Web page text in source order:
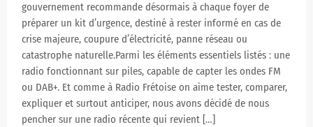
gouvernement recommande désormais à chaque foyer de
préparer un kit d’urgence, destiné à rester informé en cas de
crise majeure, coupure d’électricité, panne réseau ou
catastrophe naturelle.Parmi les éléments essentiels listés : une
radio fonctionnant sur piles, capable de capter les ondes FM
ou DAB+. Et comme à Radio Frétoise on aime tester, comparer,
expliquer et surtout anticiper, nous avons décidé de nous
pencher sur une radio récente qui revient […]